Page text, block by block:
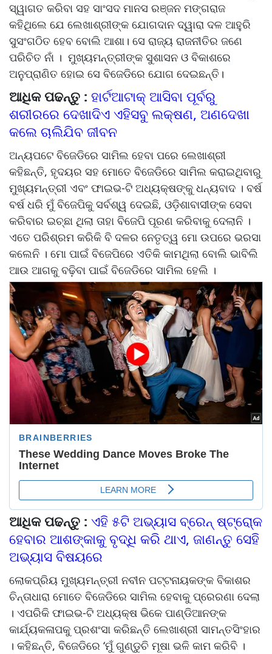
ସ୍ୱାଗତ କରିବା ସହ ସାଂସଦ ମାନସ ରଞ୍ଜନ ମଙ୍ଗରାଜ
କହିଥିଲେ ଯେ ଲେଖାଶ୍ରୀଙ୍କ ଯୋଗଦାନ ଦ୍ୱାରା ଦଳ ଆହୁରି
ସୁସଂଗଠିତ ହେବ ବୋଲି ଆଶା। ସେ ରାଜ୍ୟ ରାଜନୀତିର ଜଣେ
ପରିଚିତ ନାଁ । ମୁଖ୍ୟମନ୍ତ୍ରୀଙ୍କ ସୁଶାସନ ଓ ବିକାଶରେ
ଅନୁପ୍ରାଣିତ ହୋଇ ସେ ବିଜେଡିରେ ଯୋଗ ଦେଇଛନ୍ତି।
ଆଧିକ ପଢନ୍ତୁ : ହାର୍ଟଆଟାକ୍ ଆସିବା ପୂର୍ବରୁ
ଶରୀରରେ ଦେଖାଦିଏ ଏହିସବୁ ଲକ୍ଷଣ, ଅଣଦେଖା
କଲେ ଚାଲିଯିବ ଜୀବନ
ଅନ୍ୟପଟେ ବିଜେଡିରେ ସାମିଲ ହେବା ପରେ ଲେଖାଶ୍ରୀ
କହିଛନ୍ତି, ହୃଦୟର ସହ ମୋତେ ବିଜେଡିରେ ସାମିଲ କରାଇଥିବାରୁ
ମୁଖ୍ୟମନ୍ତ୍ରୀ ଏବଂ ଫାଇଭ-ଟି ଅଧ୍ୟକ୍ଷଙ୍କୁ ଧନ୍ୟବାଦ । ବର୍ଷ
ବର୍ଷ ଧରି ମୁଁ ବିଜେପିକୁ ସର୍ବଶ୍ୱ ଦେଇଛି, ଓଡ଼ିଶାବାସୀଙ୍କ ସେବା
କରିବାର ଇଚ୍ଛା ଥିଲା ତାହା ବିଜେପି ପୂରଣ କରିବାକୁ ଦେଲାନି ।
ଏତେ ପରିଶ୍ରମ କରିକି ବି ଦଳର ନେତୃତ୍ୱ ମୋ ଉପରେ ଭରସା
କଲେନି । ମୋ ପାଇଁ ବିଜେପିରେ ଏତିକି କାମଥିଲା ବୋଲି ଭାବିଲି
ଆଉ ଆଗକୁ ବଢ଼ିବା ପାଇଁ ବିଜେଡିରେ ସାମିଲ ହେଲି ।
ଆଧିକ ପଢନ୍ତୁ : ଏହି ୫ଟି ଅଭ୍ୟାସ ବ୍ରେନ୍ ଷ୍ଟ୍ରୋ୍‌କ
ହେବାର ଆଶଙ୍କାକୁ ବୃଦ୍ଧି କରି ଥାଏ, ଜାଣନ୍ତୁ ସେହି
ଅଭ୍ୟାସ ବିଷୟରେ
ଲୋକପ୍ରିୟ ମୁଖ୍ୟମନ୍ତ୍ରୀ ନବୀନ ପଟ୍ଟନାୟକଙ୍କ ବିକାଶର
ଚିନ୍ତାଧାରା ମୋତେ ବିଜେଡିରେ ସାମିଲ ହେବାକୁ ପ୍ରେରଣା ଦେଲା
। ଏପରିକି ଫାଇଭ-ଟି ଅଧ୍ୟକ୍ଷ ଭିକେ ପାଣ୍ଡିଆନଙ୍କ
କାର୍ଯ୍ୟକଳାପକୁ ପ୍ରଶଂସା କରିଛନ୍ତି ଲେଖାଶ୍ରୀ ସାମନ୍ତସିଂହାର
। କହିଛନ୍ତି, ବିଜେଡିରେ ‘ମୁଁ ଗୁଣ୍ଡୁଚି ମୂଷା ଭଳି କାମ କରିବି ।